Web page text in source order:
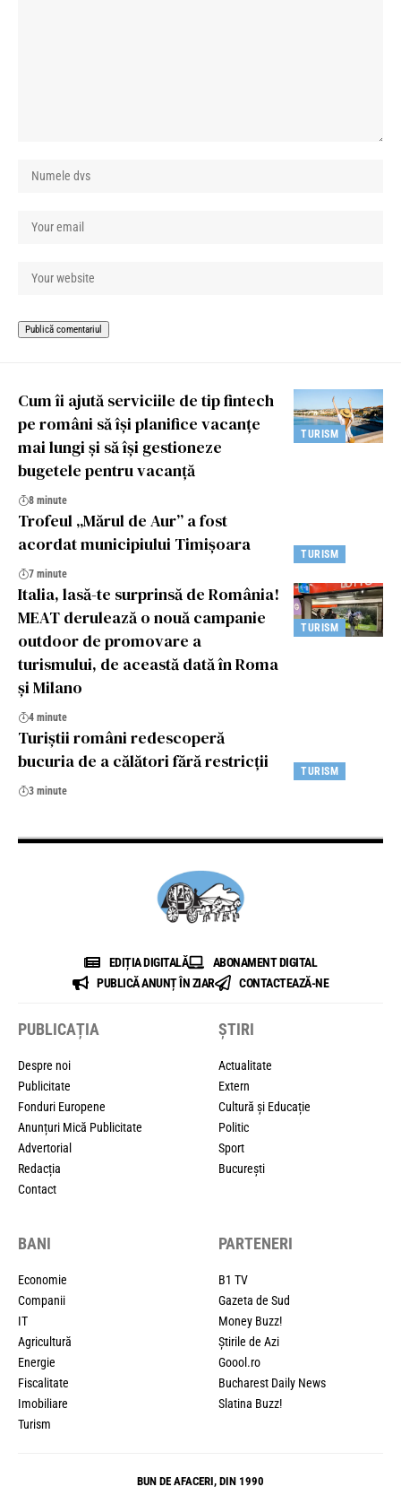
TURISM
Cum îi ajută serviciile de tip fintech
pe români să își planifice vacanțe
mai lungi și să își gestioneze
bugetele pentru vacanță
8 minute
TURISM
Trofeul „Mărul de Aur” a fost
acordat municipiului Timișoara
7 minute
TURISM
Italia, lasă-te surprinsă de România!
MEAT derulează o nouă campanie
outdoor de promovare a
turismului, de această dată în Roma
și Milano
4 minute
TURISM
Turiștii români redescoperă
bucuria de a călători fără restricții
3 minute
EDIȚIA DIGITALĂ
ABONAMENT DIGITAL
PUBLICĂ ANUNȚ ÎN ZIAR
CONTACTEAZĂ-NE
PUBLICAȚIA
Despre noi
Publicitate
Fonduri Europene
Anunțuri Mică Publicitate
Advertorial
Redacția
Contact
ȘTIRI
Actualitate
Extern
Cultură și Educație
Politic
Sport
București
BANI
Economie
Companii
IT
Agricultură
Energie
Fiscalitate
Imobiliare
Turism
PARTENERI
B1 TV
Gazeta de Sud
Money Buzz!
Știrile de Azi
Goool.ro
Bucharest Daily News
Slatina Buzz!
BUN DE AFACERI, DIN 1990